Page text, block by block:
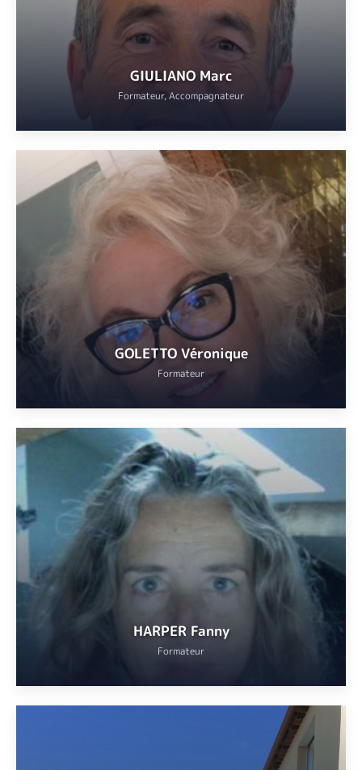
GIULIANO Marc
Formateur, Accompagnateur
Marc Giuliano est un Cannois issu d’une ancienne famille locale
engagé dans la préservation du patrimoine et des traditions de la
ville en œuvrant à la transmission de son histoire et de son
identité
VOIR
GOLETTO Véronique
Formateur
Clerc de notaire retraitée, formatrice en droit notarial,
spécialisée en droit de la famille, en droit de l’immobilier et
déontologie notariale depuis 2017.
VOIR
HARPER Fanny
Formateur